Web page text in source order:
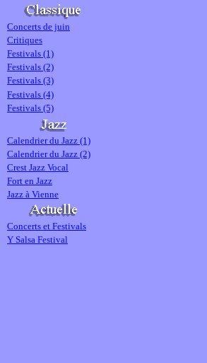
Concerts de juin
Critiques
Festivals (1)
Festivals (2)
Festivals (3)
Festivals (4)
Festivals (5)
Calendrier du Jazz (1)
Calendrier du Jazz (2)
Crest Jazz Vocal
Fort en Jazz
Jazz à Vienne
Concerts et Festivals
Y Salsa Festival